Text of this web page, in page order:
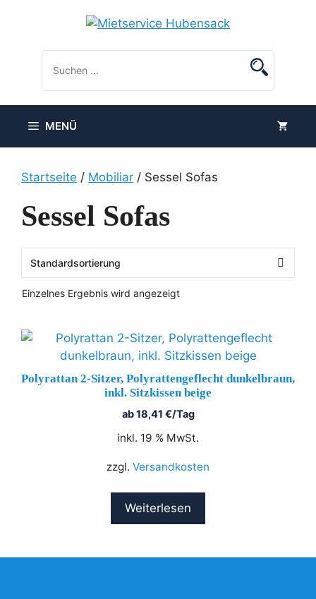
MENÜ
Startseite / Mobiliar / Sessel Sofas
Sessel Sofas
Einzelnes Ergebnis wird angezeigt
Polyrattan 2-Sitzer, Polyrattengeflecht dunkelbraun,
inkl. Sitzkissen beige
ab18,41 €/Tag
inkl. 19 % MwSt.
zzgl. Versandkosten
Weiterlesen